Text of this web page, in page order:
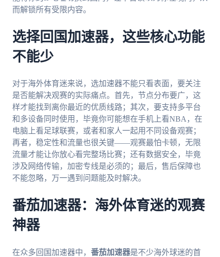
而解锁所有受限内容。
选择回国加速器，这些核心功能
不能少
对于海外体育迷来说，选加速器不能只看表面，要关注
是否能解决观赛的实际痛点。首先，节点分布要广，这
样才能找到离你最近的优质线路；其次，要支持多平台
和多设备同时使用，毕竟你可能想在手机上看NBA，在
电脑上看足球联赛，或者和家人一起用不同设备观赛；
再者，稳定性和流量也很关键——观赛最怕卡顿，无限
流量才能让你放心看完整场比赛；还有数据安全，毕竟
涉及网络传输，加密专线是必须的；最后，售后保障也
不能忽略，万一遇到问题能及时解决。
番茄加速器：海外体育迷的观赛
神器
在众多回国加速器中， 番茄加速器是不少海外球迷的首